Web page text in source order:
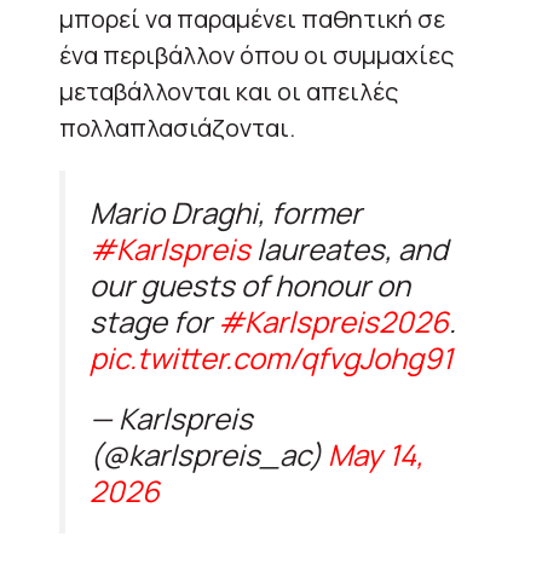
μπορεί να παραμένει παθητική σε
ένα περιβάλλον όπου οι συμμαχίες
μεταβάλλονται και οι απειλές
πολλαπλασιάζονται.
Mario Draghi, former
#Karlspreislaureates, and
our guests of honour on
stage for#Karlspreis2026.
pic.twitter.com/qfvgJohg91
— Karlspreis
(@karlspreis_ac)May 14,
2026